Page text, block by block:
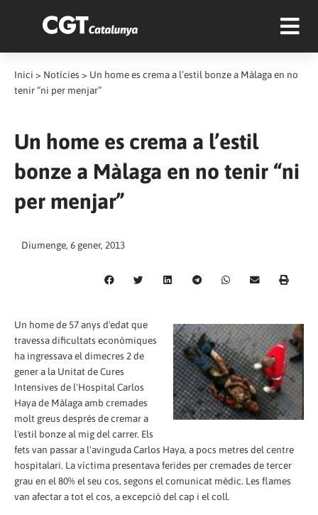
Inici > Notícies > Un home es crema a l’estil bonze a Màlaga en no
tenir “ni per menjar”
Un home es crema a l’estil
bonze a Màlaga en no tenir “ni
per menjar”
Diumenge, 6 gener, 2013
Un home de 57 anys d'edat que
travessa dificultats econòmiques
ha ingressava el dimecres 2 de
gener a la Unitat de Cures
Intensives de l'Hospital Carlos
Haya de Màlaga amb cremades
molt greus després de cremar a
l'estil bonze al mig del carrer. Els
fets van passar a l'avinguda Carlos Haya, a pocs metres del centre
hospitalari. La víctima presentava ferides per cremades de tercer
grau en el 80% el seu cos, segons el comunicat mèdic. Les flames
van afectar a tot el cos, a excepció del cap i el coll.